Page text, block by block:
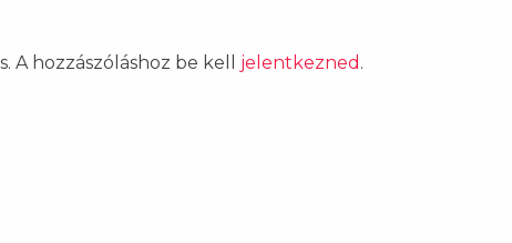
A hozzászóláshoz be kell jelentkezned .